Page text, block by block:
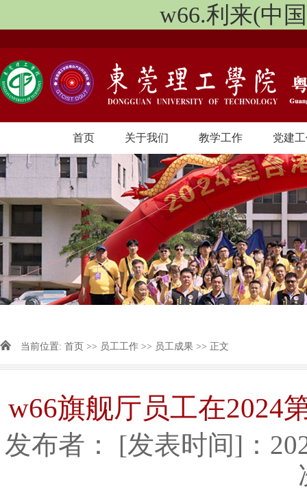
w66.利来(中
首页 关于我们 教学工作 党建
当前位置: 首页 >> 员工工作 >> 员工成果 >> 正文
​w66旗舰厅员工在2024
发布者：
[发表时间]：